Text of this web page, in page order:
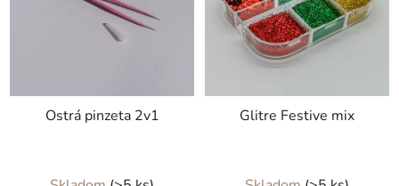
Ostrá pinzeta 2v1 Glitre Festive mix